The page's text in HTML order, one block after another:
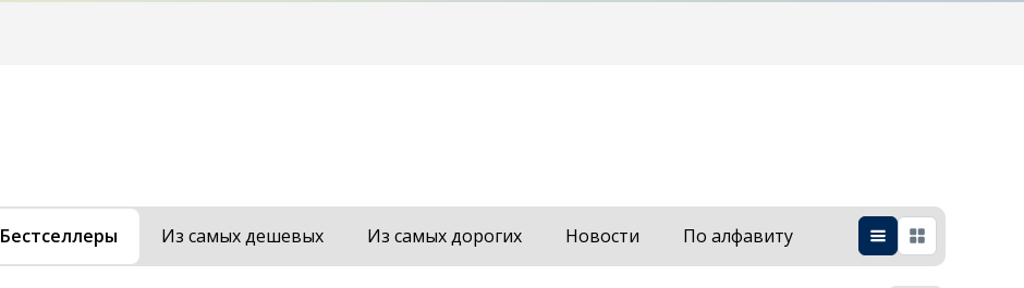
Бестселлеры Из самых дешевых Из самых дорогих Новости По алфавиту